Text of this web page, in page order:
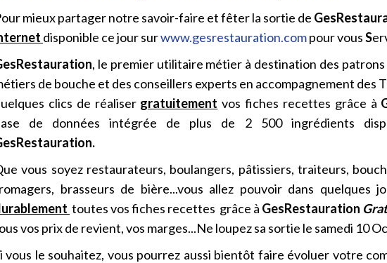
mieux partager notre savoir-faire et fêter la sortie de
disponible ce jour surwww.gesrestauration.compour vousS
, le premier utilitaire métier à destination des
de bouche et des conseillers experts en accompagnement des
clics de réaliser gratuitement vos fiches recettes grâce à
de données intégrée de plus de 2 500 ingrédients
vous soyez restaurateurs, boulangers, pâtissiers, traiteurs,
brasseurs de bière...vous allez pouvoir dans quelques
toutes vos fiches recettes grâce à GesRestauration
vos prix de revient, vos marges...Ne loupez sa sortie le samedi 10
vous le souhaitez, vous pourrez aussi bientôt faire évoluer votre